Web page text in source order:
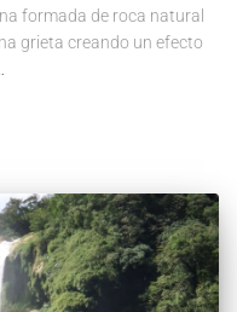
formada de roca natural
grieta creando un efecto